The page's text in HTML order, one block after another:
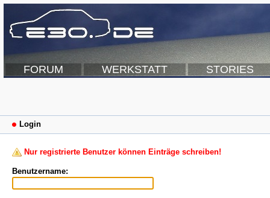
FORUM WERKSTATT STORIES
Login
Nur registrierte Benutzer können Einträge schreiben!
Benutzername: